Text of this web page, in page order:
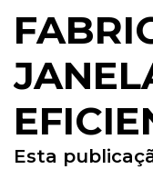
Esta